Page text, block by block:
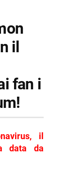
il
fan i
il
data da